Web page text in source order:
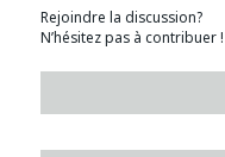
Rejoindre la discussion?
N’hésitez pas à contribuer !